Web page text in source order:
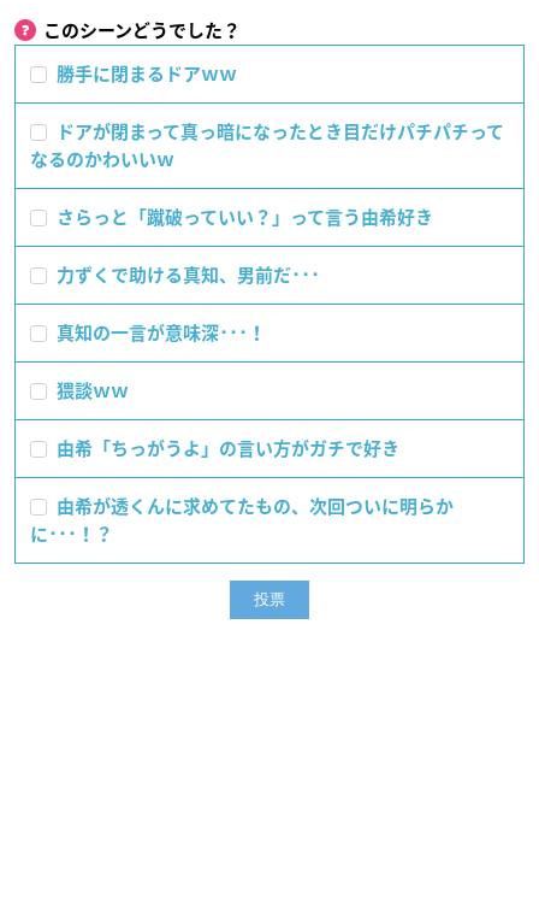
このシーンどうでした？
勝手に閉まるドアｗｗ
ドアが閉まって真っ暗になったとき目だけパチパチって
なるのかわいいｗ
さらっと「蹴破っていい？」って言う由希好き
力ずくで助ける真知、男前だ･･･
真知の一言が意味深･･･！
猥談ｗｗ
由希「ちっがうよ」の言い方がガチで好き
由希が透くんに求めてたもの、次回ついに明らか
に･･･！？